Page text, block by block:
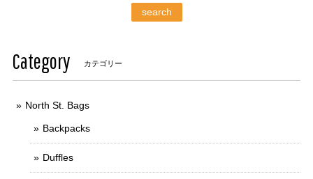
search
Category カテゴリー
North St. Bags
Backpacks
Duffles